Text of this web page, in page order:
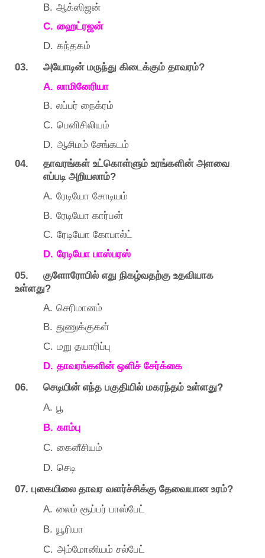
B. ஆக்ஸிஜன்
C. ஹைட்ரஜன்
D. கந்தகம்
03. அயோடின் மருந்து கிடைக்கும் தாவரம்?
A. லாமினேரியா
B. லப்பர் நைக்ரம்
C. பெனிசிலியம்
D. ஆசிமம் சேங்கடம்
04. தாவரங்கள் உட்கொள்ளும் உரங்களின் அளவை
எப்படி அறியலாம்?
A. ரேடியோ சோடியம்
B. ரேடியோ கார்பன்
C. ரேடியோ கோபால்ட்
D. ரேடியோ பாஸ்பரஸ்
05. குளோரோபில் எது நிகழ்வதற்கு உதவியாக
உள்ளது?
A. செரிமானம்
B. துணுக்குகள்
C. மறு தயாரிப்பு
D. தாவரங்களின் ஒளிச் சேர்க்கை
06. செடியின் எந்த பகுதியில் மகரந்தம் உள்ளது?
A. பூ
B. காம்பு
C. கைனீசியம்
D. செடி
07. புகையிலை தாவர வளர்ச்சிக்கு தேவையான உரம்?
A. லைம் சூப்பர் பாஸ்பேட்
B. யூரியா
C. அம்மோனியம் சல்பேட்